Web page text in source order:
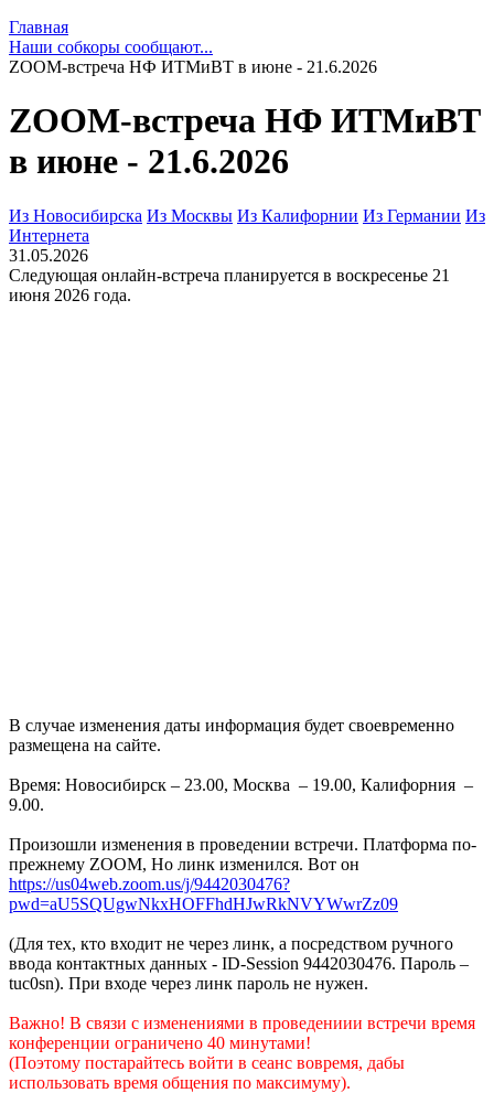
Главная
Наши собкоры сообщают...
ZOOM-встреча НФ ИТМиВТ в июне - 21.6.2026
ZOOM-встреча НФ ИТМиВТ
в июне - 21.6.2026
Из Новосибирска Из Москвы Из Калифорнии Из Германии Из
Интернета
31.05.2026
Следующая онлайн-встреча планируется в воскресенье 21
июня 2026 года.
В случае изменения даты информация будет своевременно
размещена на сайте.
Время: Новосибирск – 23.00, Москва – 19.00, Калифорния –
9.00.
Произошли изменения в проведении встречи. Платформа по-
прежнему ZOOM, Но линк изменился. Вот он
https://us04web.zoom.us/j/9442030476?
pwd=aU5SQUgwNkxHOFFhdHJwRkNVYWwrZz09
(Для тех, кто входит не через линк, а посредством ручного
ввода контактных данных - ID-Session 9442030476. Пароль –
tuc0sn). При входе через линк пароль не нужен.
Важно! В связи с изменениями в проведениии встречи время
конференции ограничено 40 минутами!
(Поэтому постарайтесь войти в сеанс вовремя, дабы
использовать время общения по максимуму).